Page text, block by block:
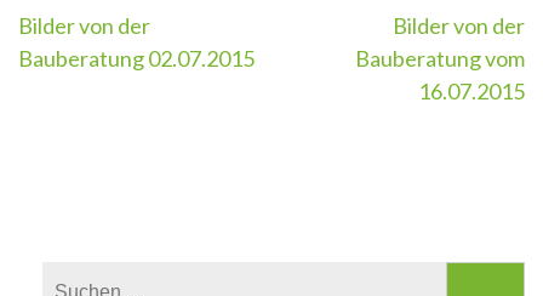
Beitragsnavigation
Bilder von der
Bauberatung 02.07.2015
Bilder von der
Bauberatung vom
16.07.2015